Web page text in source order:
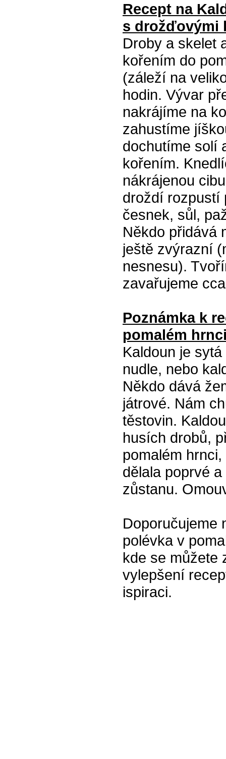
Recept na
s drožďovými
Droby a skelet
kořením do
(záleží na
hodin. Vývar
nakrájíme na
zahustíme
dochutíme solí
kořením.
nákrájenou
droždí rozpustí
česnek, sůl,
Někdo přidává
ještě zvýrazní
nesnesu).
zavařujeme
Poznámka k
pomalém
Kaldoun je
nudle, nebo
Někdo dává
játrové. Nám
těstovin.
husích drobů,
pomalém
dělala poprvé
zůstanu.
Doporučujeme
polévka v
kde se můžete
vylepšení
ispiraci.